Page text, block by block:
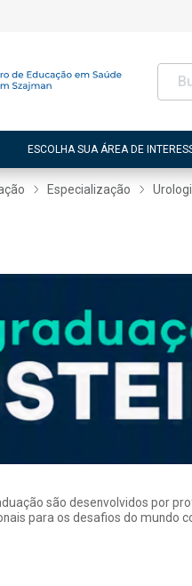
ESCOLHA SUA ÁREA DE
Especialização
são desenvolvidos por
para os desafios do mundo